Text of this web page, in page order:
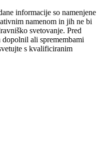
informacije so namenjene
namenom in jih ne bi
svetovanje. Pred
ali spremembami
s kvalificiranim